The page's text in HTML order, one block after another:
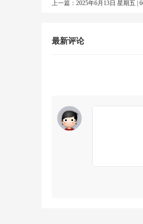
欧盟新规
康师傅红烧牛肉面
上一篇： 2025年6月13日 星期五 |
最新评论